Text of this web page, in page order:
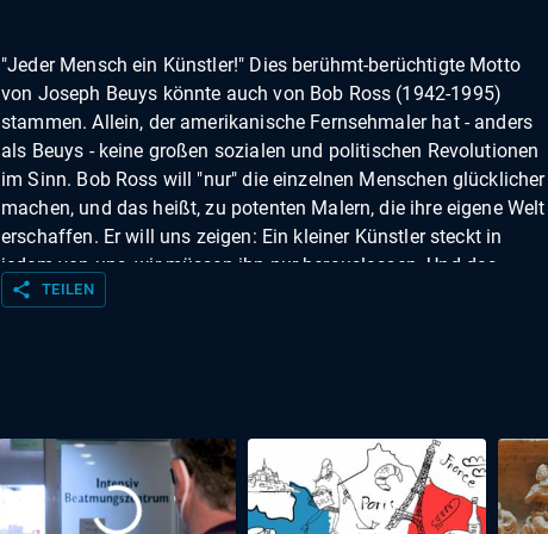
"Jeder Mensch ein Künstler!" Dies berühmt-berüchtigte Motto
von Joseph Beuys könnte auch von Bob Ross (1942-1995)
stammen. Allein, der amerikanische Fernsehmaler hat - anders
als Beuys - keine großen sozialen und politischen Revolutionen
im Sinn. Bob Ross will "nur" die einzelnen Menschen glücklicher
machen, und das heißt, zu potenten Malern, die ihre eigene Welt
erschaffen. Er will uns zeigen: Ein kleiner Künstler steckt in
jedem von uns, wir müssen ihn nur herauslassen. Und das
geschieht, indem wir lernen, das Malen zu lernen und das Lernen
und entdeckte schließlich seine spezifische Malweise: die Nass-
auf-Nass-Methode. Nachdem er diese Technik gründlich
ausgebaut und etliche Hilfsmittel und Tricks erprobt hat, fing er
an, auch anderen beizubringen, wie man damit schöne
share TEILEN